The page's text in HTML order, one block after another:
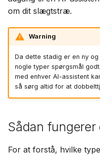
n
g
Synkroniser med Gramps
om dit slægtstræ.
Warning
Da dette stadig er en ny
nogle typer spørgsmål
med enhver AI-assistent
så sørg altid for at
Sådan fungerer
For at forstå, hvilke